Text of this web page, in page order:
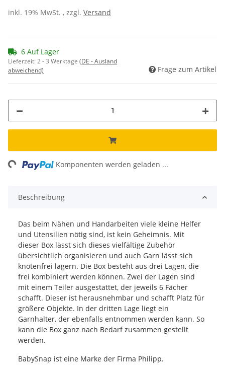
inkl. 19% MwSt. , zzgl. Versand
6 Auf Lager
Lieferzeit:2 - 3 Werktage (DE - Ausland
abweichend)
Frage zum Artikel
Komponenten werden geladen ...
Beschreibung
Das beim Nähen und Handarbeiten viele kleine Helfer
und Utensilien nötig sind, ist kein Geheimnis. Mit
dieser Box lässt sich dieses vielfältige Zubehör
übersichtlich organisieren und auch Garn lässt sich
knotenfrei lagern. Die Box besteht aus drei Lagen, die
frei kombiniert werden können. Zwei der Lagen sind
mit einem Teiler ausgestattet, der jeweils 6 Fächer
schafft. Dieser ist herausnehmbar und schafft Platz für
größere Objekte. In der dritten Lage liegt ein
Garnhalter, der ebenfalls entnommen werden kann. So
kann die Box ganz nach Bedarf zusammen gestellt
werden.
BabySnap ist eine Marke der Firma Philipp.